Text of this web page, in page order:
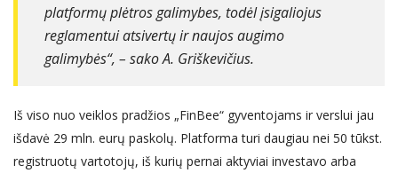
platformų plėtros galimybes, todėl įsigaliojus
reglamentui atsivertų ir naujos augimo
galimybės“, – sako A. Griškevičius.
Iš viso nuo veiklos pradžios „FinBee“ gyventojams ir verslui jau
išdavė 29 mln. eurų paskolų. Platforma turi daugiau nei 50 tūkst.
registruotų vartotojų, iš kurių pernai aktyviai investavo arba